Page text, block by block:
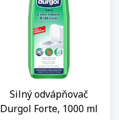
Silný odvápňovač
Durgol Forte, 1000 ml